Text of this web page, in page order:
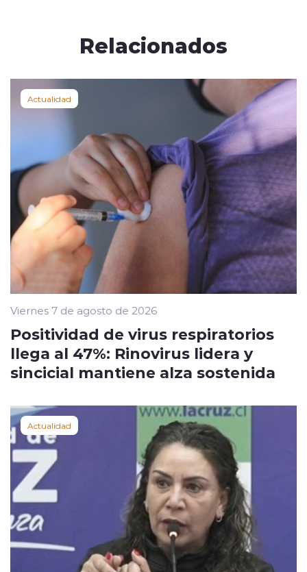
Relacionados
Actualidad
Viernes 7 de agosto de 2026
Positividad de virus respiratorios
llega al 47%: Rinovirus lidera y
sincicial mantiene alza sostenida
Actualidad